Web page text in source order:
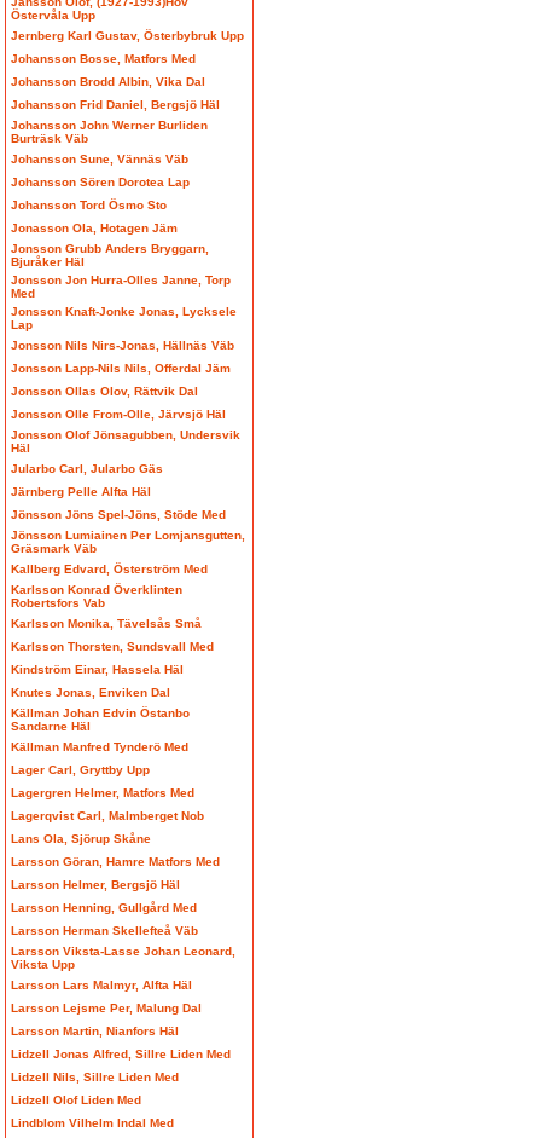
Östervåla Upp
Jernberg Karl Gustav, Österbybruk Upp
Johansson Bosse, Matfors Med
Johansson Brodd Albin, Vika Dal
Johansson Frid Daniel, Bergsjö Häl
Johansson John Werner Burliden
Burträsk Väb
Johansson Sune, Vännäs Väb
Johansson Sören Dorotea Lap
Johansson Tord Ösmo Sto
Jonasson Ola, Hotagen Jäm
Jonsson Grubb Anders Bryggarn,
Bjuråker Häl
Jonsson Jon Hurra-Olles Janne, Torp
Med
Jonsson Knaft-Jonke Jonas, Lycksele
Lap
Jonsson Nils Nirs-Jonas, Hällnäs Väb
Jonsson Lapp-Nils Nils, Offerdal Jäm
Jonsson Ollas Olov, Rättvik Dal
Jonsson Olle From-Olle, Järvsjö Häl
Jonsson Olof Jönsagubben, Undersvik
Häl
Jularbo Carl, Jularbo Gäs
Järnberg Pelle Alfta Häl
Jönsson Jöns Spel-Jöns, Stöde Med
Jönsson Lumiainen Per Lomjansgutten,
Gräsmark Väb
Kallberg Edvard, Österström Med
Karlsson Konrad Överklinten
Robertsfors Vab
Karlsson Monika, Tävelsås Små
Karlsson Thorsten, Sundsvall Med
Kindström Einar, Hassela Häl
Knutes Jonas, Enviken Dal
Källman Johan Edvin Östanbo
Sandarne Häl
Källman Manfred Tynderö Med
Lager Carl, Gryttby Upp
Lagergren Helmer, Matfors Med
Lagerqvist Carl, Malmberget Nob
Lans Ola, Sjörup Skåne
Larsson Göran, Hamre Matfors Med
Larsson Helmer, Bergsjö Häl
Larsson Henning, Gullgård Med
Larsson Herman Skellefteå Väb
Larsson Viksta-Lasse Johan Leonard,
Viksta Upp
Larsson Lars Malmyr, Alfta Häl
Larsson Lejsme Per, Malung Dal
Larsson Martin, Nianfors Häl
Lidzell Jonas Alfred, Sillre Liden Med
Lidzell Nils, Sillre Liden Med
Lidzell Olof Liden Med
Lindblom Vilhelm Indal Med